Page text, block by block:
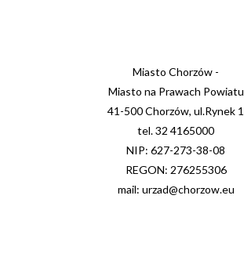
Miasto Chorzów -
Miasto na Prawach Powiatu
41-500 Chorzów, ul.Rynek 1
tel. 32 4165000
NIP: 627-273-38-08
REGON: 276255306
mail: urzad@chorzow.eu